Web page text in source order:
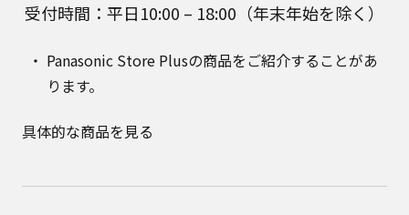
受付時間：平日10:00 – 18:00（年末年始を除く）
Panasonic Store Plusの商品をご紹介することがあ
ります。
具体的な商品を見る